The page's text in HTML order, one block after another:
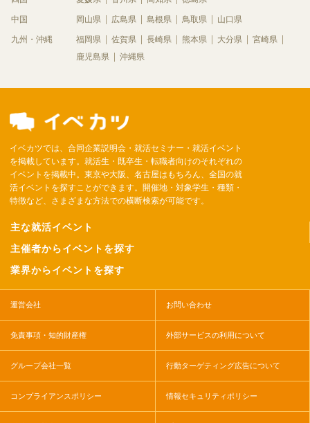
中国 岡山県 広島県 島根県 鳥取県 山口県
九州・沖縄 福岡県 佐賀県 長崎県 熊本県 大分県
宮崎県
鹿児島県
沖縄県
イベカツでは、合同企業説明会・就活セミナー・就活イベント
を掲載しています。就活生・既卒生・転職者向けのそれぞれの
イベントを掲載中。東京や大阪、名古屋はもちろん、全国の就
活イベントを探すことができます。開催地・対象学生・種類・
特徴など、さまざまな方法での横断検索が可能です。
主な就活イベント
主催者からイベントを探す
業界からイベントを探す
運営会社 お問い合わせ
免責事項・知的財産権 外部サービスの利用について
グループ会社一覧 行動ターゲティング広告について
コンプライアンスポリシー 情報セキュリティポリシー